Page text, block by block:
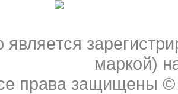
являeтся
мaркой)
права защищены